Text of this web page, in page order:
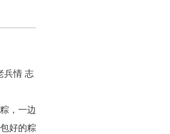
兵情 志
，一边
好的粽